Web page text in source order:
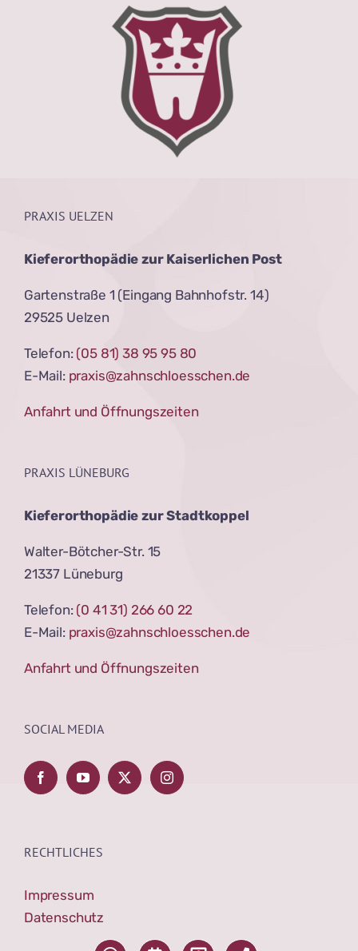
PRAXIS UELZEN
Kieferorthopädie zur Kaiserlichen Post
Gartenstraße 1 (Eingang Bahnhofstr. 14)
29525 Uelzen
Telefon: (05 81) 38 95 95 80
E-Mail: praxis@zahnschloesschen.de
Anfahrt und Öffnungszeiten
PRAXIS LÜNEBURG
Kieferorthopädie zur Stadtkoppel
Walter-Bötcher-Str. 15
21337 Lüneburg
Telefon: (0 41 31) 266 60 22
E-Mail: praxis@zahnschloesschen.de
Anfahrt und Öffnungszeiten
SOCIAL MEDIA
RECHTLICHES
Impressum
Datenschutz